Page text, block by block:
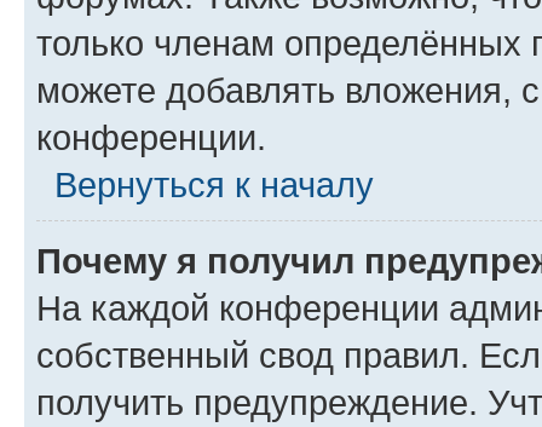
только членам определённых
можете добавлять вложения,
конференции.
Вернуться к началу
Почему я получил
На каждой конференции
собственный свод правил.
получить предупреждение.